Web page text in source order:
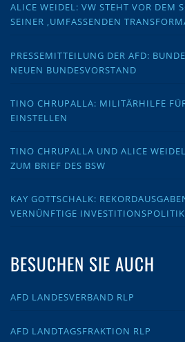
ALICE WEIDEL: VW STEHT VOR DEM
SEINER ‚UMFASSENDEN
PRESSEMITTEILUNG DER AFD:
NEUEN BUNDESVORSTAND
TINO CHRUPALLA: MILITÄRHILFE
EINSTELLEN
TINO CHRUPALLA UND ALICE
ZUM BRIEF DES BSW
KAY GOTTSCHALK:
VERNÜNFTIGE INVESTITIONSPOLITIK
BESUCHEN SIE AUCH
AFD LANDESVERBAND RLP
AFD LANDTAGSFRAKTION RLP